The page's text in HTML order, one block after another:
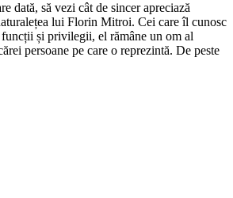
dată, să vezi cât de sincer apreciază
lui Florin Mitroi. Cei care îl cunosc
și privilegii, el rămâne un om al
persoane pe care o reprezintă. De peste